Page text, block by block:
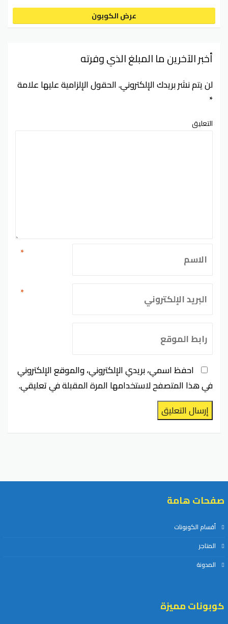
عرض الكوبون
أخبر الآخرين ما المبلغ الذي وفرته
لن يتم نشر بريدك الإلكتروني.الحقول الإلزامية عليها علامة
*
التعليق
*
*
احفظ اسمي، بريدي الإلكتروني، والموقع الإلكتروني
في هذا المتصفح لاستخدامها المرة المقبلة في تعليقي.
إرسال التعليق
صفحات هامة
أقسام الكوبونات
المتاجر
المدونة
كوبونات مميزة